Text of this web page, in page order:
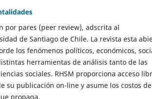
por pares (peer review), adscrita al
de Santiago de Chile. La revista esta
los fenómenos políticos, económicos,
herramientas de análisis tanto de las
sociales. RHSM proporciona acceso
su publicación on-line y asume los costos de
propaga.